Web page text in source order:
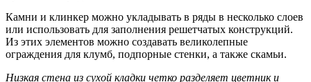
Камни и клинкер можно укладывать в ряды в несколько слоев
или использовать для заполнения решетчатых конструкций.
Из этих элементов можно создавать великолепные
ограждения для клумб, подпорные стенки, а также скамьи.
Низкая стена из сухой кладки четко разделяет цветник и